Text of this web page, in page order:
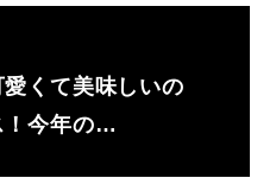
くて美味しいの
！今年の…